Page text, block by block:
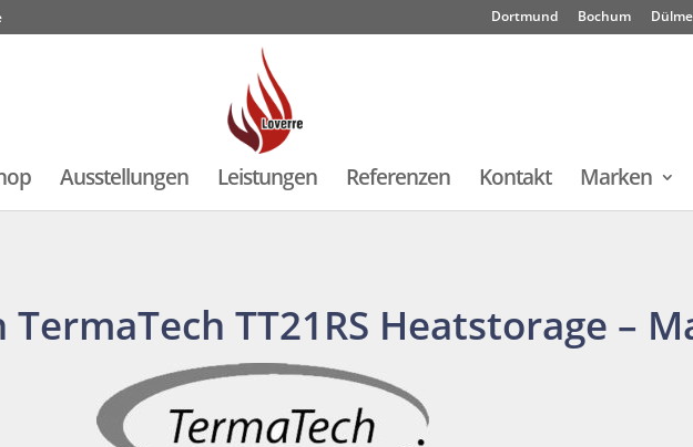
Dortmund Bochum
Ausstellungen Leistungen Referenzen Kontakt Marken
TT21RS Heatstorage –